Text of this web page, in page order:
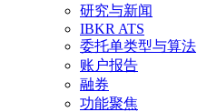
研究与新闻
IBKR ATS
委托单类型与算法
账户报告
融券
功能聚焦